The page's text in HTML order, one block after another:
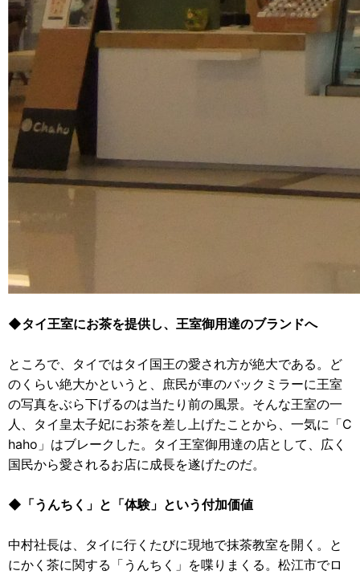
◆タイ王室にお茶を提供し、王室御用達のブランドへ
ところで、タイではタイ国王の愛され方が絶大である。ど
のくらい絶大かというと、庶民が車のバックミラーに王室
の写真をぶら下げるのは当たり前の風景。そんな王室の一
人、タイ皇太子妃にお茶を差し上げたことから、一気に「C
haho」はブレークした。タイ王室御用達の店として、広く
国民から愛されるお店に成長を遂げたのだ。
◆「うんちく」と「体験」という付加価値
中村社長は、タイに行くたびに現地で抹茶教室を開く。と
にかく茶に関する「うんちく」を喋りまくる。松江市でロ